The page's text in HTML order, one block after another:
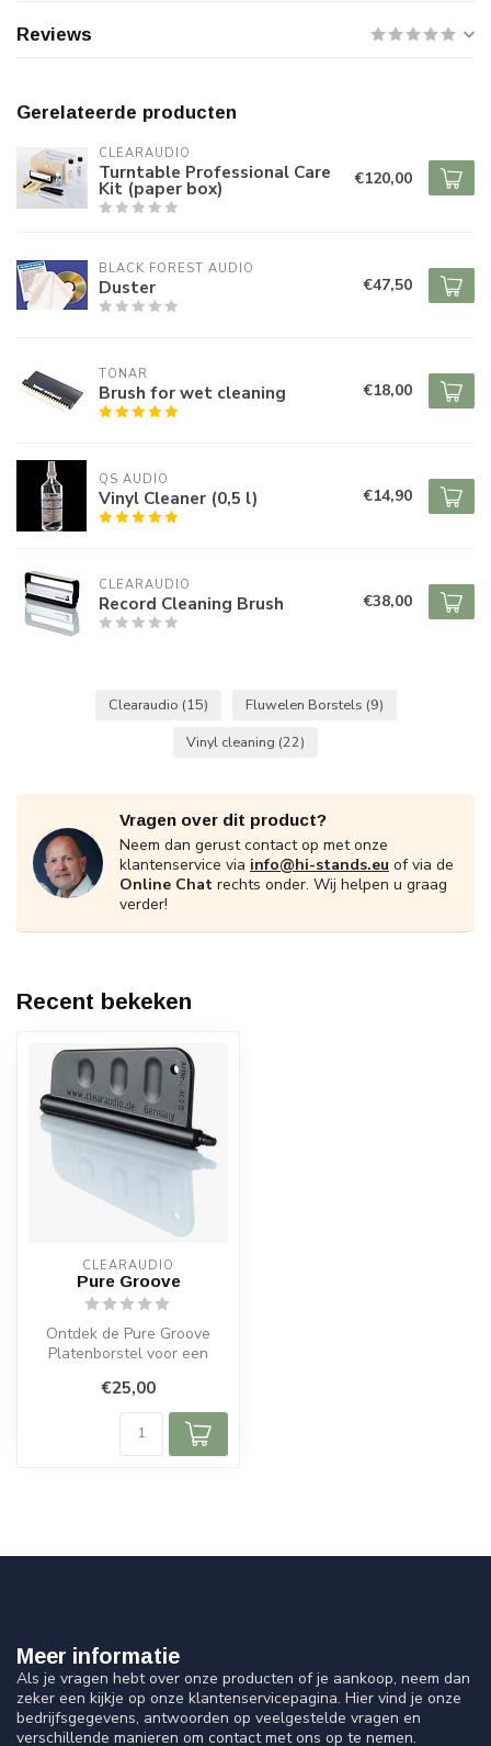
Reviews
Gerelateerde producten
CLEARAUDIO
Turntable Professional Care
Kit (paper box) €120,00
BLACK FOREST AUDIO
Duster €47,50
TONAR
Brush for wet cleaning €18,00
QS AUDIO
Vinyl Cleaner (0,5 l) €14,90
CLEARAUDIO
Record Cleaning Brush €38,00
Clearaudio (15) Fluwelen Borstels (9)
Vinyl cleaning (22)
Vragen over dit product?
Neem dan gerust contact op met onze
klantenservice via info@hi-stands.eu of via de
Online Chat rechts onder. Wij helpen u graag
verder!
Recent bekeken
CLEARAUDIO
Pure Groove
Ontdek de Pure Groove
Platenborstel voor een
vinyl. Ve...
€25,00
Meer informatie
Als je vragen hebt over onze producten of je aankoop, neem dan
zeker een kijkje op onze klantenservicepagina. Hier vind je onze
bedrijfsgegevens, antwoorden op veelgestelde vragen en
verschillende manieren om contact met ons op te nemen.